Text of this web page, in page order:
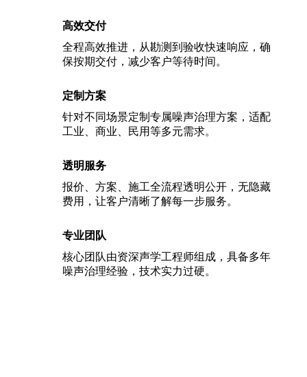
高效交付
全程高效推进，从勘测到验收快速响应，确
保按期交付，减少客户等待时间。
定制方案
针对不同场景定制专属噪声治理方案，适配
工业、商业、民用等多元需求。
透明服务
报价、方案、施工全流程透明公开，无隐藏
费用，让客户清晰了解每一步服务。
专业团队
核心团队由资深声学工程师组成，具备多年
噪声治理经验，技术实力过硬。